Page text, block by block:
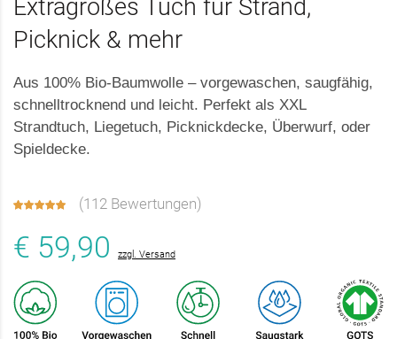
Extragroßes Tuch für Strand,
Picknick & mehr
Aus 100% Bio-Baumwolle – vorgewaschen, saugfähig,
schnelltrocknend und leicht. Perfekt als XXL
Strandtuch, Liegetuch, Picknickdecke, Überwurf, oder
Spieldecke.
(112 Bewertungen)
€ 59,90 zzgl. Versand